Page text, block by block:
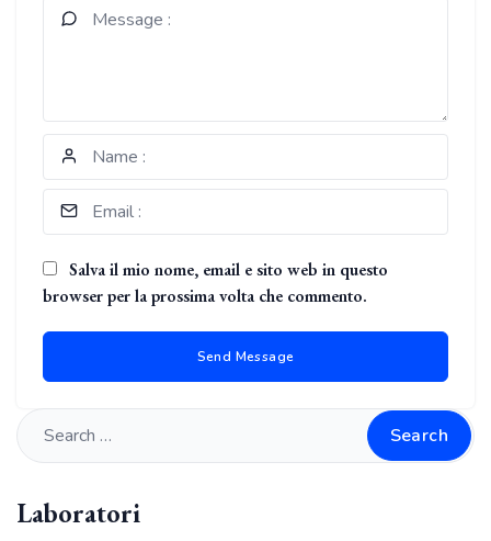
Salva il mio nome, email e sito web in questo
browser per la prossima volta che commento.
Search
Laboratori